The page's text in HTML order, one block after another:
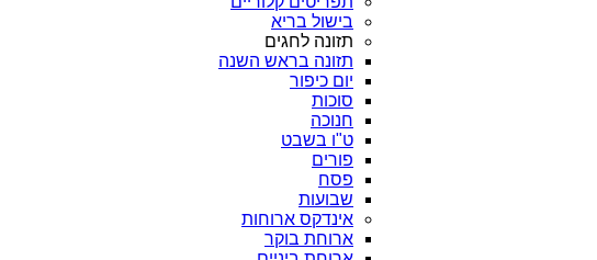
בישול בריא
תזונה לחגים
תזונה בראש השנה
יום כיפור
סוכות
חנוכה
ט"ו בשבט
פורים
פסח
שבועות
אינדקס ארוחות
ארוחת בוקר